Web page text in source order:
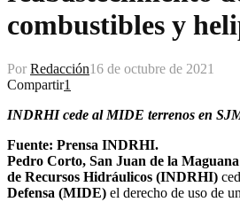
combustibles y
Por Redacción16 de octubre de 2021
Compartir1
INDRHI cede al MIDE terrenos en
Fuente: Prensa INDRHI.
Pedro Corto, San Juan de la Maguana
de Recursos Hidráulicos (INDRHI)
Defensa (MIDE) el derecho de uso de